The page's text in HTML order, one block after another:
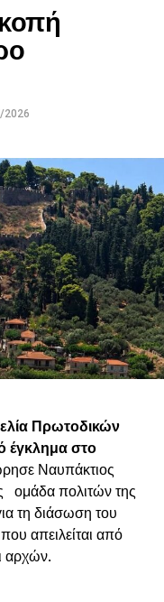
2026
Πρωτοδικών
έγκλημα στο
Ναυπάκτιος
ομάδα πολιτών της
τη διάσωση του
απειλείται από
αρχών.